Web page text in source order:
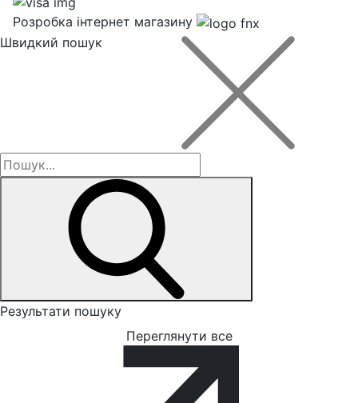
Розробка інтернет магазину
Швидкий пошук
Результати пошуку
Переглянути все